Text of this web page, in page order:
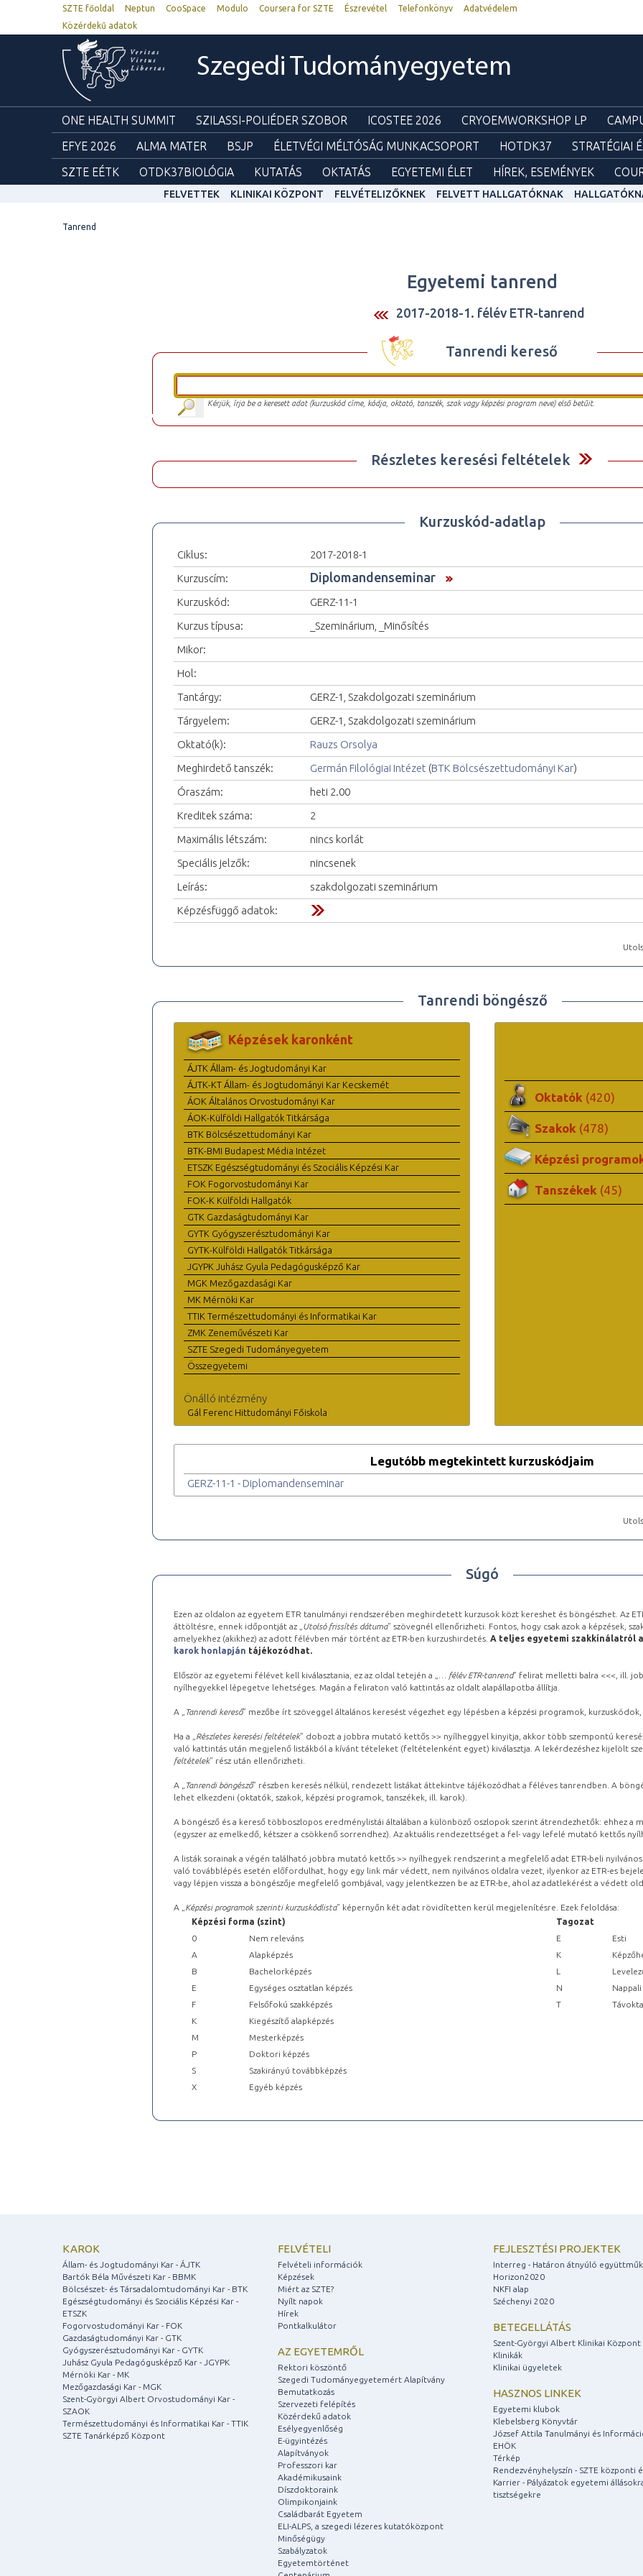
SZTE főoldal Neptun CooSpace Modulo Coursera for SZTE Észrevétel Telefonkönyv
Adatvédelem
Közérdekű adatok
Szegedi Tudományegyetem
ONE HEALTH SUMMIT SZILASSI-POLIÉDER SZOBOR ICOSTEE 2026 CRYOEMWORKSHOP LP
EFYE 2026
ALMA MATER BSJP ÉLETVÉGI MÉLTÓSÁG MUNKACSOPORT HOTDK37 STRATÉGIAI
SZTE EÉTK
OTDK37BIOLÓGIA KUTATÁS OKTATÁS EGYETEMI ÉLET HÍREK, ESEMÉNYEK
FELVETTEK KLINIKAI KÖZPONT FELVÉTELIZŐKNEK FELVETT HALLGATÓKNAK
Tanrend
Egyetemi tanrend
2017-2018-1. félév ETR-tanrend
Tanrendi kereső
Kérjük, írja be a keresett adat (kurzuskód címe, kódja, oktató, tanszék, szak vagy képzési program neve) első betűit.
Részletes keresési feltételek
Kurzuskód-adatlap
Ciklus:
2017-2018-1
Kurzuscím:
Diplomandenseminar
Kurzuskód:
GERZ-11-1
Kurzus típusa:
_Szeminárium, _Minősítés
Mikor:
Hol:
Tantárgy:
GERZ-1, Szakdolgozati szeminárium
Tárgyelem:
GERZ-1, Szakdolgozati szeminárium
Oktató(k):
Rauzs Orsolya
Meghirdető tanszék:
Germán Filológiai Intézet (BTK Bölcsészettudományi Kar)
Óraszám:
heti 2.00
Kreditek száma:
2
Maximális létszám:
nincs korlát
Speciális jelzők:
nincsenek
Leírás:
szakdolgozati szeminárium
Képzésfüggő adatok:
Tanrendi böngésző
Képzések karonként
ÁJTK Állam- és Jogtudományi Kar
ÁJTK-KT Állam- és Jogtudományi Kar Kecskemét
ÁOK Általános Orvostudományi Kar
ÁOK-Külföldi Hallgatók Titkársága
BTK Bölcsészettudományi Kar
BTK-BMI Budapest Média Intézet
ETSZK Egészségtudományi és Szociális Képzési Kar
FOK Fogorvostudományi Kar
FOK-K Külföldi Hallgatók
GTK Gazdaságtudományi Kar
GYTK Gyógyszerésztudományi Kar
GYTK-Külföldi Hallgatók Titkársága
JGYPK Juhász Gyula Pedagógusképző Kar
MGK Mezőgazdasági Kar
MK Mérnöki Kar
TTIK Természettudományi és Informatikai Kar
ZMK Zeneművészeti Kar
SZTE Szegedi Tudományegyetem
Összegyetemi
Önálló intézmény
Gál Ferenc Hittudományi Főiskola
Oktatók (420)
Szakok (478)
Képzési
Tanszékek (45)
Legutóbb megtekintett kurzuskódjaim
GERZ-11-1 - Diplomandenseminar
Súgó
Ezen az oldalon az egyetem ETR tanulmányi rendszerében meghirdetett kurzusok közt kereshet és böngészhet. Az
áttöltésre, ennek időpontját az „ Utolsó frissítés dátuma” szövegnél ellenőrizheti. Fontos, hogy csak azok a képzések,
amelyekhez (akikhez) az adott félévben már történt az ETR-ben kurzushirdetés. A teljes egyetemi szakkínálatról a
karok honlapján tájékozódhat.
Először az egyetemi félévet kell kiválasztania, ez az oldal tetején a „ … félév ETR-tanrend” felirat melletti balra <<<, ill.
nyílhegyekkel lépegetve lehetséges. Magán a feliraton való kattintás az oldalt alapállapotba állítja.
A „ Tanrendi kereső” mezőbe írt szöveggel általános keresést végezhet egy lépésben a képzési programok,
Ha a „ Részletes keresési feltételek” dobozt a jobbra mutató kettős >> nyílheggyel kinyitja, akkor több szempontú
való kattintás után megjelenő listákból a kívánt tételeket (feltételenként egyet) kiválasztja. A lekérdezéshez kijelölt
feltételek” rész után ellenőrizheti.
A „ Tanrendi böngésző” részben keresés nélkül, rendezett listákat áttekintve tájékozódhat a féléves tanrendben. A
lehet elkezdeni (oktatók, szakok, képzési programok, tanszékek, ill. karok).
A böngésző és a kereső többoszlopos eredménylistái általában a különböző oszlopok szerint átrendezhetők: ehhez a
(egyszer az emelkedő, kétszer a csökkenő sorrendhez). Az aktuális rendezettséget a fel- vagy lefelé mutató kettős
A listák sorainak a végén található jobbra mutató kettős >> nyílhegyek rendszerint a megfelelő adat ETR-beli
való továbblépés esetén előfordulhat, hogy egy link már védett, nem nyilvános oldalra vezet, ilyenkor az ETR-es
vagy lépjen vissza a böngészője megfelelő gombjával, vagy jelentkezzen be az ETR-be, ahol az adatlekérést a védett
A „ Képzési programok szerinti kurzuskódlista” képernyőn két adat rövidítetten kerül megjelenítésre. Ezek feloldása:
Képzési forma (szint)
Tagozat
0
Nem releváns E
Esti
A
Alapképzés K
B
Bachelorképzés L
E
Egységes osztatlan képzés N
Nappali
F
Felsőfokú szakképzés T
K
Kiegészítő alapképzés
M
Mesterképzés
P
Doktori képzés
S
Szakirányú továbbképzés
X
Egyéb képzés
KAROK
Állam- és Jogtudományi Kar - ÁJTK
Bartók Béla Művészeti Kar - BBMK
Bölcsészet- és Társadalomtudományi Kar - BTK
Egészségtudományi és Szociális Képzési Kar -
ETSZK
Fogorvostudományi Kar - FOK
Gazdaságtudományi Kar - GTK
Gyógyszerésztudományi Kar - GYTK
Juhász Gyula Pedagógusképző Kar - JGYPK
Mérnöki Kar - MK
Mezőgazdasági Kar - MGK
Szent-Györgyi Albert Orvostudományi Kar -
SZAOK
Természettudományi és Informatikai Kar - TTIK
SZTE Tanárképző Központ
FELVÉTELI
Felvételi információk
Képzések
Miért az SZTE?
Nyílt napok
Hírek
Pontkalkulátor
AZ EGYETEMRŐL
Rektori köszöntő
Szegedi Tudományegyetemért Alapítvány
Bemutatkozás
Szervezeti felépítés
Közérdekű adatok
Esélyegyenlőség
E-ügyintézés
Alapítványok
Professzori kar
Akadémikusaink
Díszdoktoraink
Olimpikonjaink
Családbarát Egyetem
ELI-ALPS, a szegedi lézeres kutatóközpont
Minőségügy
Szabályzatok
Egyetemtörténet
FEJLESZTÉSI PROJEKTEK
Interreg - Határon átnyúló
Horizon2020
NKFI alap
Széchenyi 2020
BETEGELLÁTÁS
Szent-Györgyi Albert Klinikai Központ
Klinikák
Klinikai ügyeletek
HASZNOS LINKEK
Egyetemi klubok
Klebelsberg Könyvtár
József Attila Tanulmányi és
EHÖK
Térkép
Rendezvényhelyszín - SZTE központi
Karrier - Pályázatok egyetemi
tisztségekre